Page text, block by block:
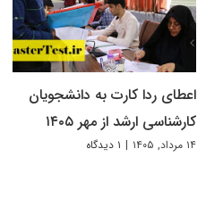
اعطای ردا کارت به دانشجویان
کارشناسی ارشد از مهر ۱۴۰۵
۱۴ مرداد, ۱۴۰۵ | ۱ دیدگاه